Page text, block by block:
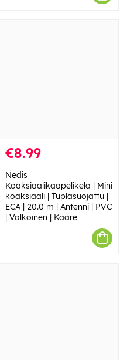
€8.99
Nedis
Koaksiaalikaapelikela | Mini
koaksiaali | Tuplasuojattu |
ECA | 20.0 m | Antenni | PVC
| Valkoinen | Kääre